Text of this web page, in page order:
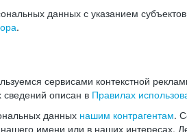
данных с указанием
.
сервисами контекстной
сведений описан в Правилах
данных нашим контрагентам.
нашего имени или в наших